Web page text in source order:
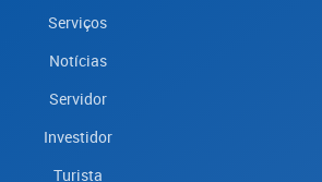
Serviços
Notícias
Servidor
Investidor
Turista